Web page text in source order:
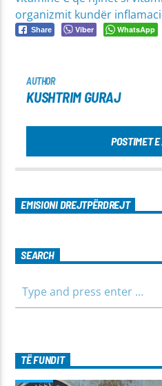
organizmit kundër
Share Viber WhatsApp
AUTHOR
KUSHTRIM GURAJ
POSTIMET
EMISIONI DREJTPËRDREJT
SEARCH
TË FUNDIT